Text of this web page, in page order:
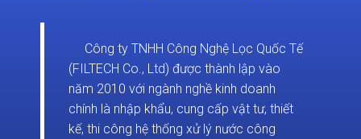
Công ty TNHH Công Nghệ Lọc Quốc Tế
(FILTECH Co., Ltd) được thành lập vào
năm 2010 với ngành nghề kinh doanh
chính là nhập khẩu, cung cấp vật tư, thiết
kế, thi công hệ thống xử lý nước công